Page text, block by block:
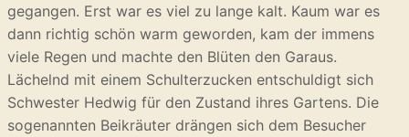
gegangen. Erst war es viel zu lange kalt. Kaum war es
dann richtig schön warm geworden, kam der immens
viele Regen und machte den Blüten den Garaus.
Lächelnd mit einem Schulterzucken entschuldigt sich
Schwester Hedwig für den Zustand ihres Gartens. Die
sogenannten Beikräuter drängen sich dem Besucher